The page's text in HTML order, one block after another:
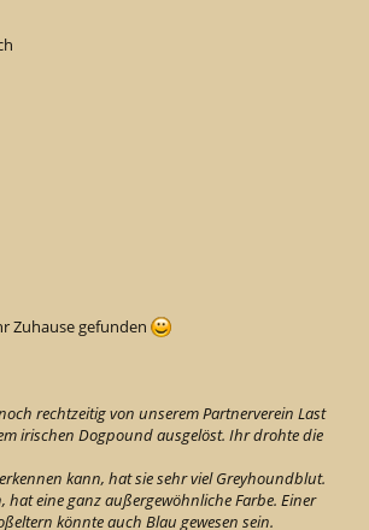
Zuhause gefunden
rechtzeitig von unserem Partnerverein Last
irischen Dogpound ausgelöst. Ihr drohte die
kann, hat sie sehr viel Greyhoundblut.
hat eine ganz außergewöhnliche Farbe. Einer
könnte auch Blau gewesen sein.